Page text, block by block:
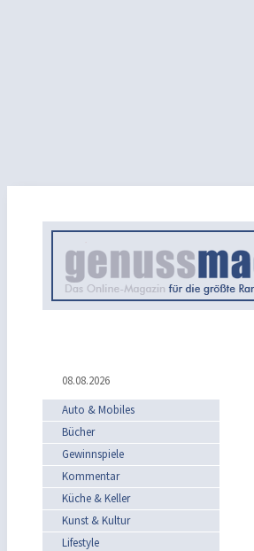
08.08.2026
Auto & Mobiles
Bücher
Gewinnspiele
Kommentar
Küche & Keller
Kunst & Kultur
Lifestyle